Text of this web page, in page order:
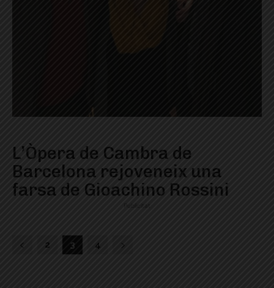
L’Òpera de Cambra de
Barcelona rejoveneix una
farsa de Gioachino Rossini
Publicitat
2 3 4